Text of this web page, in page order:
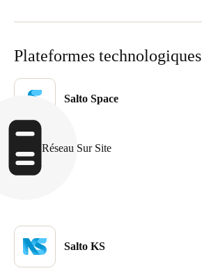
Plateformes technologiques
Salto Space
Réseau Sur Site
Salto KS